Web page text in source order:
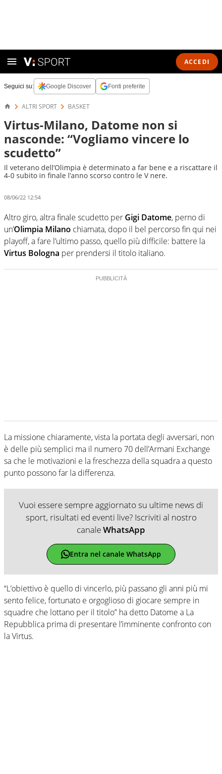
ACCEDI
Seguici su: Google Discover Fonti preferite
ALTRI SPORT BASKET
Virtus-Milano, Datome non si
nasconde: “Vogliamo vincere lo
scudetto”
Il veterano dell’Olimpia è determinato a far bene e a riscattare il
4-0 subito in finale l’anno scorso contro le V nere.
08/06/22 12:54
Altro giro, altra finale scudetto per Gigi Datome, perno di
un’Olimpia Milano chiamata, dopo il bel percorso fin qui nei
playoff, a fare l’ultimo passo, quello più difficile: battere la
Virtus Bologna per prendersi il titolo italiano.
La missione chiaramente, vista la portata degli avversari, non
è delle più semplici ma il numero 70 dell’Armani Exchange
sa che le motivazioni e la freschezza della squadra a questo
punto possono far la differenza.
Vuoi essere sempre aggiornato su ultime news di
sport, risultati ed eventi live? Iscriviti al nostro
canaleWhatsApp
Entra nel canale WhatsApp
“L’obiettivo è quello di vincerlo, più passano gli anni più mi
sento felice, fortunato e orgoglioso di giocare sempre in
squadre che lottano per il titolo” ha detto Datome a La
Repubblica prima di presentare l’imminente confronto con
la Virtus.